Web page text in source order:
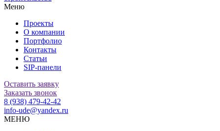
Меню
Проекты
О компании
Портфолио
Контакты
Статьи
SIP-панели
Оставить заявку
Заказать звонок
8 (938) 479-42-42
info-ude@yandex.ru
МЕНЮ